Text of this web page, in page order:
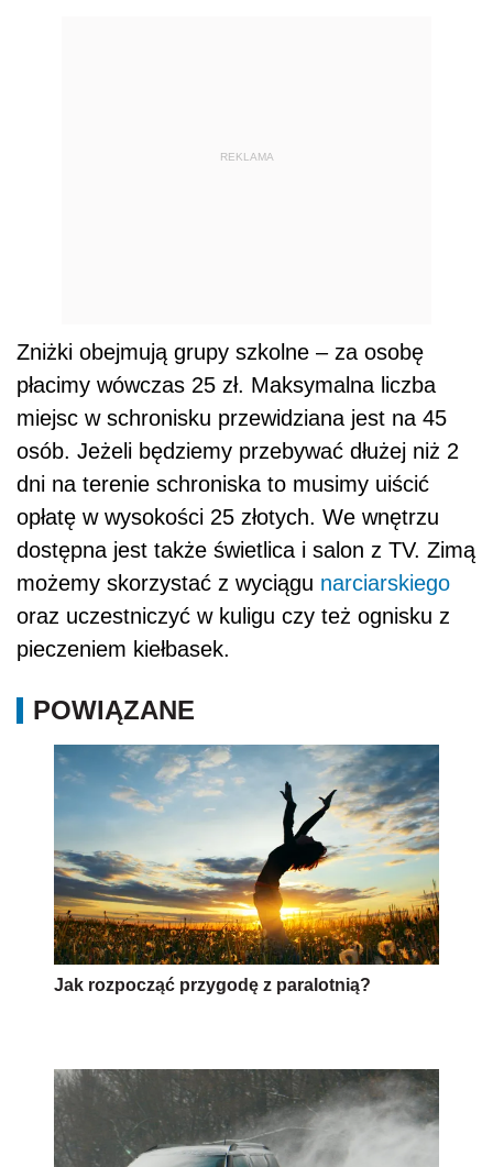
REKLAMA
Zniżki obejmują grupy szkolne – za osobę
płacimy wówczas 25 zł. Maksymalna liczba
miejsc w schronisku przewidziana jest na 45
osób. Jeżeli będziemy przebywać dłużej niż 2
dni na terenie schroniska to musimy uiścić
opłatę w wysokości 25 złotych. We wnętrzu
dostępna jest także świetlica i salon z TV. Zimą
możemy skorzystać z wyciągu narciarskiego
oraz uczestniczyć w kuligu czy też ognisku z
pieczeniem kiełbasek.
POWIĄZANE
Jak rozpocząć przygodę z paralotnią?